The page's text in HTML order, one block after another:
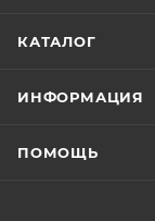
КАТАЛОГ
ИНФОРМАЦИЯ
ПОМОЩЬ